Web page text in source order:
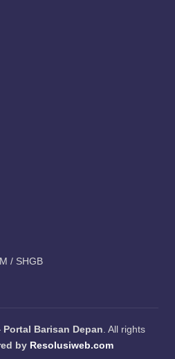
/ SHGB
Portal Barisan Depan. All rights
by Resolusiweb.com